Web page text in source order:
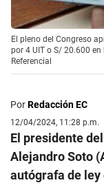
El pleno del Congreso
por 4 UIT o S/ 20.600
Referencial
PorRedacción EC
12/04/2024, 11:28 p.m.
El presidente
Alejandro Soto
autógrafa de ley